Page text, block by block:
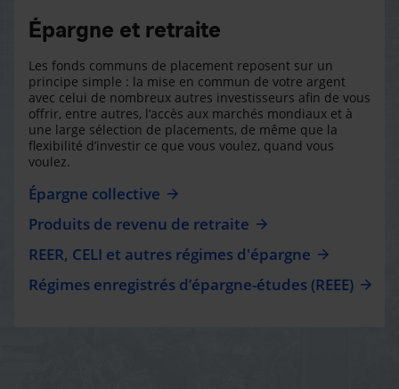
Épargne et retraite
Les fonds communs de placement reposent sur un
principe simple : la mise en commun de votre argent
avec celui de nombreux autres investisseurs afin de vous
offrir, entre autres, l’accès aux marchés mondiaux et à
une large sélection de placements, de même que la
flexibilité d’investir ce que vous voulez, quand vous
voulez.
Épargne collective
Produits de revenu de retraite
REER, CELI et autres régimes d'épargne
Régimes enregistrés d’épargne-études (REEE)